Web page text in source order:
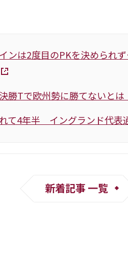
インは2度目のPKを決めら
勝Tで欧州勢に勝てないと
て4年半 イングランド代表
新着記事 一覧